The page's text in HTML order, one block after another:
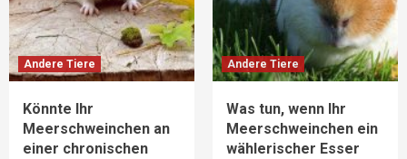
Andere Tiere
Könnte Ihr
Meerschweinchen an
einer chronischen
Andere Tiere
Was tun, wenn Ihr
Meerschweinchen ein
wählerischer Esser